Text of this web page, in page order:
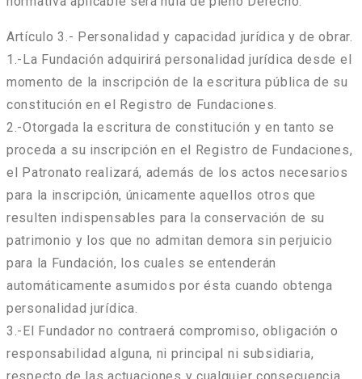
Artículo 3.- Personalidad y capacidad jurídica y de obrar.
1.-La Fundación adquirirá personalidad jurídica desde el
momento de la inscripción de la escritura pública de su
constitución en el Registro de Fundaciones.
2.-Otorgada la escritura de constitución y en tanto se
proceda a su inscripción en el Registro de Fundaciones,
el Patronato realizará, además de los actos necesarios
para la inscripción, únicamente aquellos otros que
resulten indispensables para la conservación de su
patrimonio y los que no admitan demora sin perjuicio
para la Fundación, los cuales se entenderán
automáticamente asumidos por ésta cuando obtenga
personalidad jurídica.
3.-El Fundador no contraerá compromiso, obligación o
responsabilidad alguna, ni principal ni subsidiaria,